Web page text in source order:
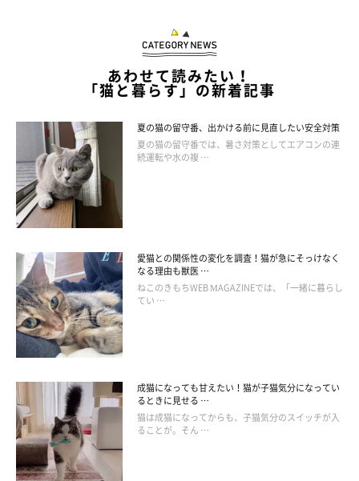
あわせて読みたい！
「猫と暮らす」の新着記事
夏の猫の留守番、出かける前に見直したい安全対策
夏の猫の留守番では、暑さ対策としてエアコンの連
続運転や水の複 …
愛猫との関係性の変化を調査！猫が急にそっけなく
なる理由も獣医 …
ねこのきもちWEB MAGAZINEでは、「一緒に暮らし
てい …
成猫になっても甘えたい！猫が子猫気分になってい
るときに見せる …
猫は成猫になってからも、子猫気分のスイッチが入
ることが。そん …